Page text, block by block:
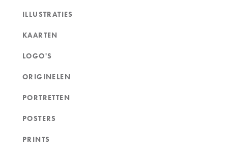
ILLUSTRATIES
KAARTEN
LOGO'S
ORIGINELEN
PORTRETTEN
POSTERS
PRINTS